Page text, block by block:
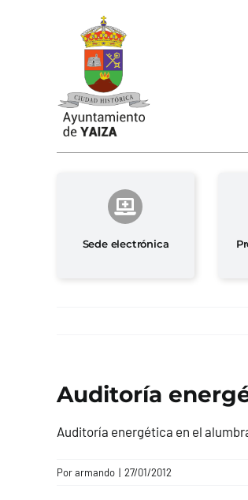
Sede electrónica
Auditoría
Auditoría energética en el
Porarmando | 27/01/2012